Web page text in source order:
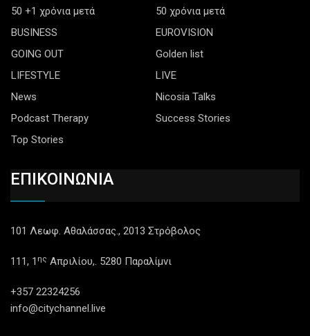
50 +1 χρόνια μετά
50 χρόνια μετά
BUSINESS
EUROVISION
GOING OUT
Golden list
LIFESTYLE
LIVE
News
Nicosia Talks
Podcast Therapy
Success Stories
Top Stories
ΕΠΙΚΟΙΝΩΝΙΑ
101 Λεωφ. Αθαλάσσας., 2013 Στρόβολος
111, 1 ης Απριλίου,. 5280 Παραλίμνι
+357 22324256
info@citychannel.live